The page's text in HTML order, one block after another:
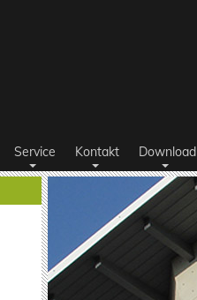
Service Kontakt Download